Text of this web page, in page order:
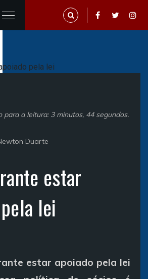
para a leitura: 3 minutos, 44 segundos.
Duarte
estar
lei
estar apoiado pela lei